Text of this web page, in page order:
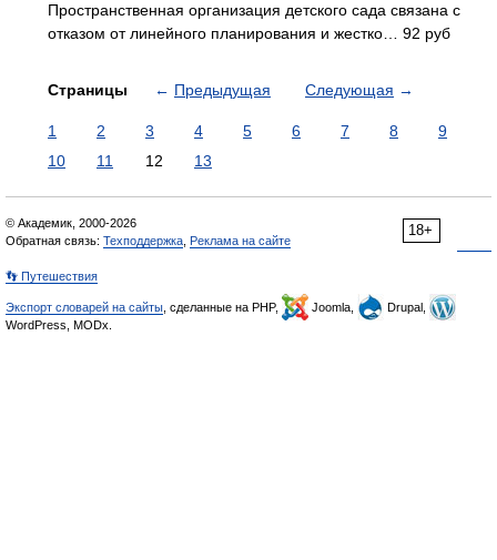
Пространственная организация детского сада связана с
отказом от линейного планирования и жестко… 92 руб
Страницы ← Предыдущая Следующая →
1 2 3 4 5 6 7 8
9
10
11 12 13
18+
© Академик, 2000-2026
Обратная связь: Техподдержка Реклама на сайте
👣 Путешествия
Экспорт словарей на сайты , сделанные на PHP, Joomla,
Drupal,
WordPress, MODx.